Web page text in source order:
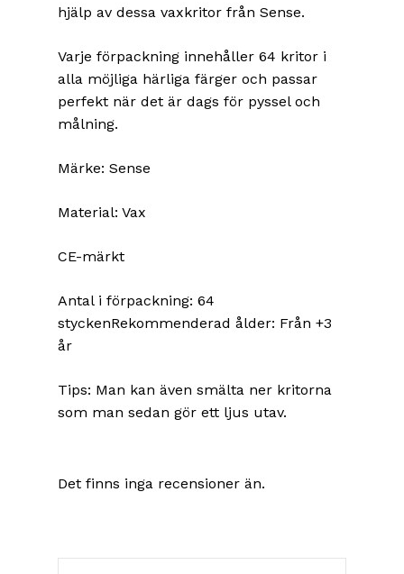
hjälp av dessa vaxkritor från Sense.
Varje förpackning innehåller 64 kritor i
alla möjliga härliga färger och passar
perfekt när det är dags för pyssel och
målning.
Märke: Sense
Material: Vax
CE-märkt
Antal i förpackning: 64
styckenRekommenderad ålder: Från +3
år
Tips: Man kan även smälta ner kritorna
som man sedan gör ett ljus utav.
Det finns inga recensioner än.